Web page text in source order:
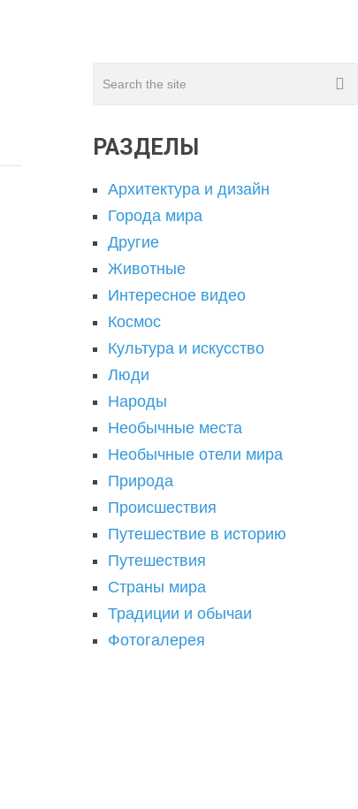
РАЗДЕЛЫ
Архитектура и дизайн
Города мира
Другие
Животные
Интересное видео
Космос
Культура и искусство
Люди
Народы
Необычные места
Необычные отели мира
Природа
Происшествия
Путешествие в историю
Путешествия
Страны мира
Традиции и обычаи
Фотогалерея